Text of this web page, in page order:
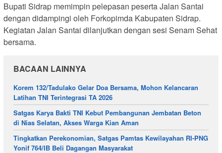
Bupati Sidrap memimpin pelepasan peserta Jalan Santai
dengan didampingi oleh Forkopimda Kabupaten Sidrap.
Kegiatan Jalan Santai dilanjutkan dengan sesi Senam Sehat
bersama.
BACAAN LAINNYA
Korem 132/Tadulako Gelar Doa Bersama, Mohon Kelancaran
Latihan TNI Terintegrasi TA 2026
Satgas Karya Bakti TNI Kebut Pembangunan Jembatan Beton
di Nias Selatan, Akses Warga Kian Aman
Tingkatkan Perekonomian, Satgas Pamtas Kewilayahan RI-PNG
Yonif 764/IB Beli Dagangan Masyarakat